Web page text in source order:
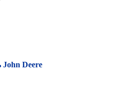
Deere